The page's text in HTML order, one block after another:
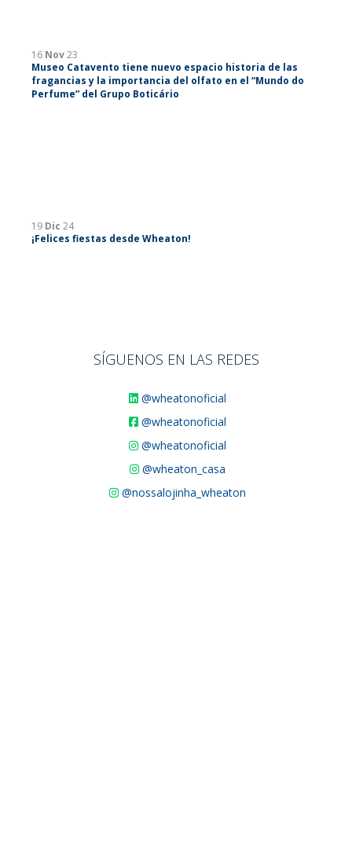
16 Nov23
Museo Catavento tiene nuevo espacio historia de las
fragancias y la importancia del olfato en el “Mundo do
Perfume” del Grupo Boticário
19 Dic 24
¡Felices fiestas desde Wheaton!
SÍGUENOS EN LAS REDES
@wheatonoficial
@wheatonoficial
@wheatonoficial
@wheaton_casa
@nossalojinha_wheaton